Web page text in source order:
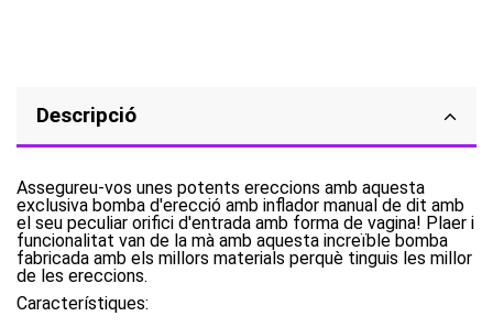
Descripció
Assegureu-vos unes potents ereccions amb aquesta
exclusiva bomba d'erecció amb inflador manual de dit amb
el seu peculiar orifici d'entrada amb forma de vagina! Plaer i
funcionalitat van de la mà amb aquesta increïble bomba
fabricada amb els millors materials perquè tinguis les millor
de les ereccions.
Característiques: